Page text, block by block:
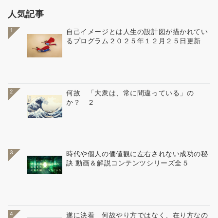
人気記事
1
自己イメージとは人生の設計図が描かれてい
るプログラム２０２５年１２月２５日更新
2
何故 「大衆は、常に間違っている」の
か？ ２
3
時代や個人の価値観に左右されない成功の秘
訣 動画＆解説コンテンツシリーズ全５
4 遂に決着 何故やり方ではなく、在り方なの